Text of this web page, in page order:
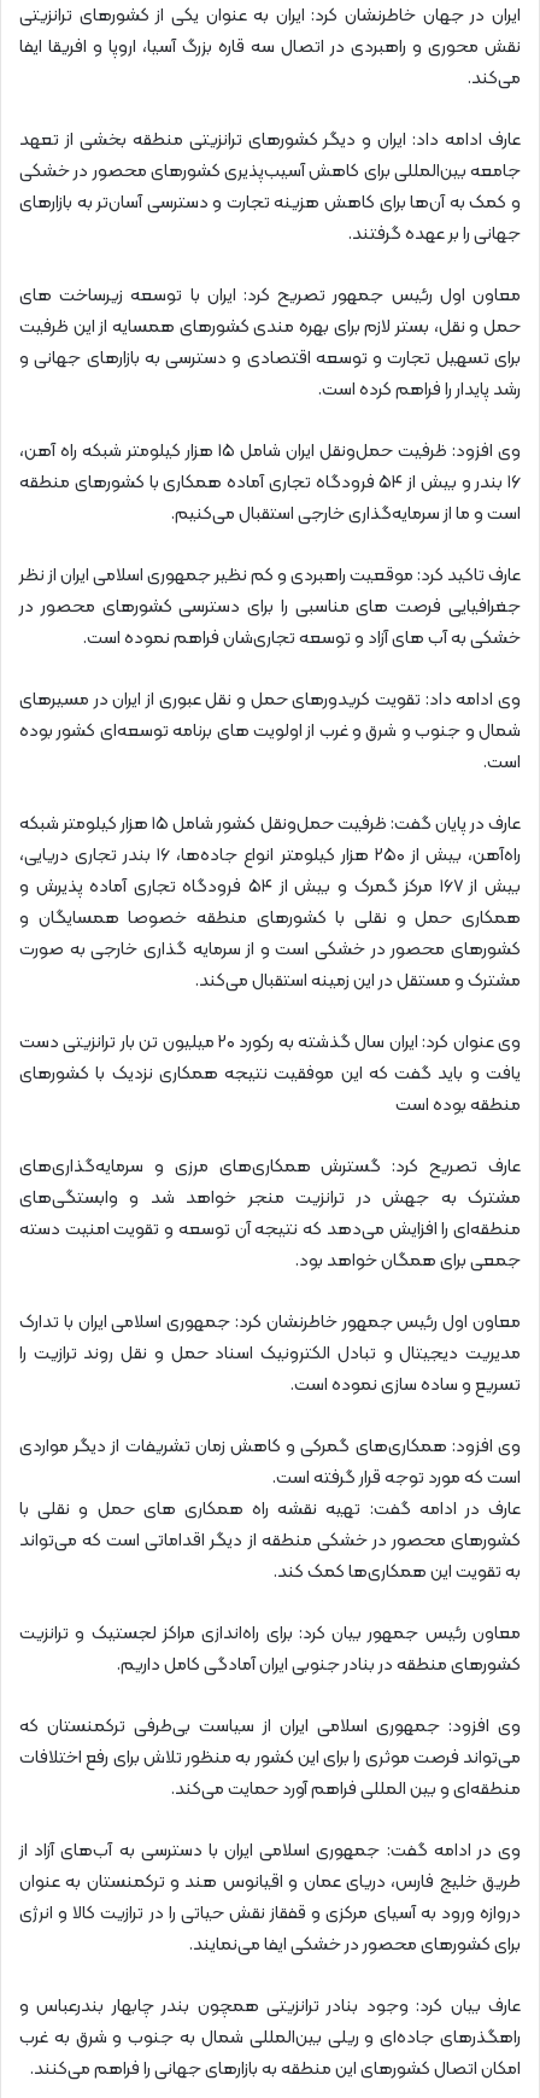
ایران در جهان خاطرنشان کرد: ایران به عنوان یکی از کشورهای ترانزیتی
نقش محوری و راهبردی در اتصال سه قاره بزرگ آسیا، اروپا و افریقا ایفا
می‌کند.
عارف ادامه داد: ایران و دیگر کشورهای ترانزیتی منطقه بخشی از تعهد
جامعه بین‌المللی برای کاهش آسیب‌پذیری کشورهای محصور در خشکی
و کمک به آن‌ها برای کاهش هزینه تجارت و دسترسی آسان‌تر به بازارهای
جهانی را بر عهده گرفتند.
معاون اول رئیس جمهور تصریح کرد: ایران با توسعه زیرساخت های
حمل و نقل، بستر لازم برای بهره مندی کشورهای همسایه از این ظرفیت
برای تسهیل تجارت و توسعه اقتصادی و دسترسی به بازارهای جهانی و
رشد پایدار را فراهم کرده است.
وی افزود: ظرفیت حمل‌و‌نقل ایران شامل ۱۵ هزار کیلومتر شبکه راه آهن،
۱۶ بندر و بیش از ۵۴ فرودگاه تجاری آماده همکاری با کشور‌های منطقه
است و ما از سرمایه‌گذاری خارجی استقبال می‌کنیم.
عارف تاکید کرد: موقعیت راهبردی و کم نظیر جمهوری اسلامی ایران از نظر
جغرافیایی فرصت های مناسبی را برای دسترسی کشورهای محصور در
خشکی به آب های آزاد و توسعه تجاری‌شان فراهم نموده است.
وی ادامه داد: تقویت کریدورهای حمل و نقل عبوری از ایران در مسیرهای
شمال و جنوب و شرق و غرب از اولویت های برنامه توسعه‌ای کشور بوده
است.
عارف در پایان گفت: ظرفیت حمل‌و‌نقل کشور شامل ۱۵ هزار کیلومتر شبکه
راه‌آهن، بیش از ۲۵۰ هزار کیلومتر انواع جاده‌ها، ۱۶ بندر تجاری دریایی،
بیش از ۱۶۷ مرکز گمرک و بیش از ۵۴ فرودگاه تجاری آماده پذیرش و
همکاری حمل و نقلی با کشور‌های منطقه خصوصا همسایگان و
کشور‌های محصور در خشکی است و از سرمایه گذاری خارجی به صورت
مشترک و مستقل در این زمینه استقبال می‌کند.
وی عنوان کرد: ایران سال گذشته به رکورد ۲۰ میلیون تن بار ترانزیتی دست
یافت و باید گفت که این موفقیت نتیجه همکاری نزدیک با کشورهای
منطقه بوده است
عارف تصریح کرد: گسترش همکاری‌های مرزی و سرمایه‌گذاری‌های
مشترک به جهش در ترانزیت منجر خواهد شد و وابستگی‌های
منطقه‌ای را افزایش می‌دهد که نتیجه آن توسعه و تقویت امنیت دسته
جمعی برای همگان خواهد بود.
معاون اول رئیس جمهور خاطرنشان کرد: جمهوری اسلامی ایران با تدارک
مدیریت دیجیتال و تبادل الکترونیک اسناد حمل و نقل روند ترازیت را
تسریع و ساده سازی نموده است.
وی افزود: همکاری‌های گمرکی و کاهش زمان تشریفات از دیگر مواردی
است که مورد توجه قرار گرفته است.
عارف در ادامه گفت: تهیه نقشه راه همکاری های حمل و نقلی با
کشورهای محصور در خشکی منطقه از دیگر اقداماتی است که می‌تواند
به تقویت این همکاری‌ها کمک کند.
معاون رئیس جمهور بیان کرد: برای راه‌اندازی مراکز لجستیک و ترانزیت
کشورهای منطقه در بنادر جنوبی ایران آمادگی کامل داریم.
وی افزود: جمهوری اسلامی ایران از سیاست بی‌طرفی ترکمنستان که
می‌تواند فرصت موثری را برای این کشور به منظور تلاش برای رفع اختلافات
منطقه‌ای و بین المللی فراهم آورد حمایت می‌کند.
وی در ادامه گفت:‌ جمهوری اسلامی ایران با دسترسی به آب‌های آزاد از
طریق خلیج فارس، دریای عمان و اقیانوس هند و ترکمنستان به عنوان
دروازه ورود به آسیای مرکزی و قفقاز نقش حیاتی را در ترازیت کالا و انرژی
برای کشورهای محصور در خشکی ایفا می‌نمایند.
عارف بیان کرد: وجود بنادر ترانزیتی همچون بندر چابهار بندرعباس و
راهگذرهای جاده‌ای و ریلی بین‌المللی شمال به جنوب و شرق به غرب
امکان اتصال کشورهای این منطقه به بازارهای جهانی را فراهم می‌کنند.